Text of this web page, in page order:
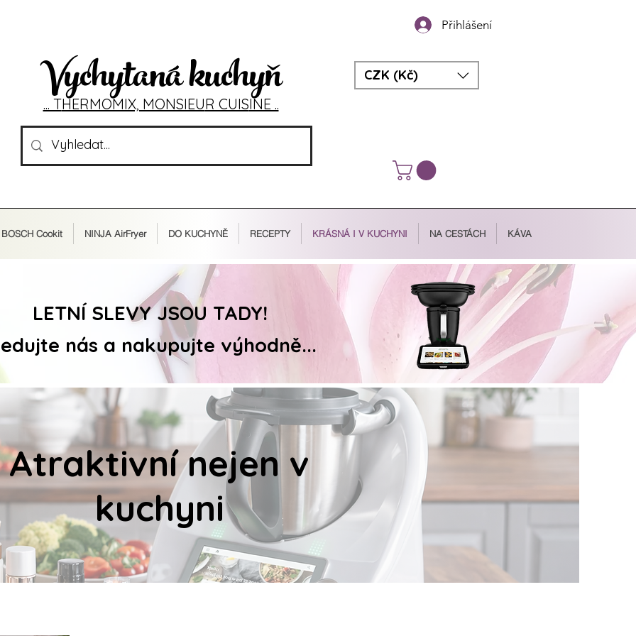
Přihlášení
Vychytaná kuchyň
... THERMOMIX, MONSIEUR CUISINE ..
CZK (Kč)
BOSCH Cookit NINJA AirFryer DO KUCHYNĚ RECEPTY KRÁSNÁ I V KUCHYNI NA CESTÁCH KÁVA
LETNÍ SLEVY JSOU TADY!
nás a nakupujte výhodně...
Atraktivní nejen v
kuchyni